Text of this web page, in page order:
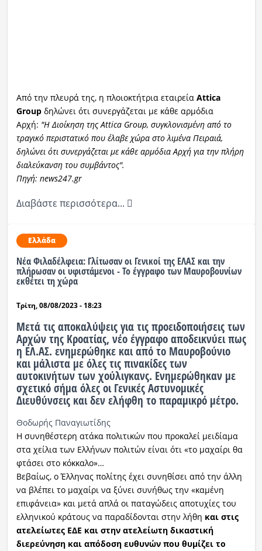
Από την πλευρά της, η πλοιοκτήτρια εταιρεία Attica
Group δηλώνει ότι συνεργάζεται με κάθε αρμόδια
Αρχή: "Η Διοίκηση της Attica Group, συγκλονισμένη από το
τραγικό περιστατικό που έλαβε χώρα στο λιμένα Πειραιά,
δηλώνει ότι συνεργάζεται με κάθε αρμόδια Αρχή για την πλήρη
διαλεύκανση του συμβάντος".
Πηγή: news247.gr
Διαβάστε περισσότερα...
Ελλάδα
Νέα Φιλαδέλφεια: Γλίτωσαν οι Γενικοί της ΕΛΑΣ και την
πλήρωσαν οι υφιστάμενοι - Το έγγραφο των Μαυροβουνίων
εκθέτει τη χώρα
Τρίτη, 08/08/2023 - 18:23
Μετά τις αποκαλύψεις για τις προειδοποιήσεις των
Αρχών της Κροατίας, νέο έγγραφο αποδεικνύει πως
η ΕΛ.ΑΣ. ενημερώθηκε και από το Μαυροβούνιο
και μάλιστα με όλες τις πινακίδες των
αυτοκινήτων των χούλιγκανς. Ενημερώθηκαν με
σχετικό σήμα όλες οι Γενικές Αστυνομικές
Διευθύνσεις και δεν ελήφθη το παραμικρό μέτρο.
Θοδωρής Παναγιωτίδης
Η συνηθέστερη ατάκα πολιτικών που προκαλεί μειδίαμα
στα χείλια των Ελλήνων πολιτών είναι ότι «το μαχαίρι θα
φτάσει στο κόκκαλο»…
Βεβαίως, ο Έλληνας πολίτης έχει συνηθίσει από την άλλη
να βλέπει το μαχαίρι να ξύνει συνήθως την «καμένη
επιφάνεια» και μετά απλά οι παταγώδεις αποτυχίες του
ελληνικού κράτους να παραδίδονται στην λήθη και στις
ατελείωτες ΕΔΕ και στην ατελείωτη δικαστική
διερεύνηση και απόδοση ευθυνών που θυμίζει το